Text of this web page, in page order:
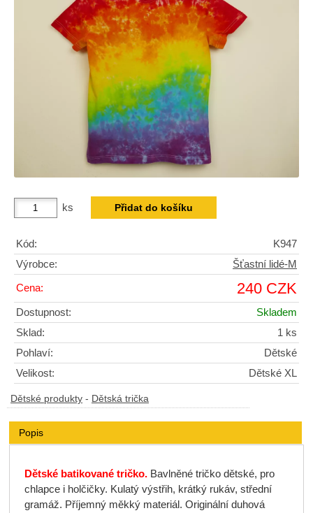
ks
Kód:
K947
Výrobce:
Šťastní lidé-M
Cena: 240 CZK
Dostupnost:
Skladem
Sklad:
1 ks
Pohlaví:
Dětské
Velikost:
Dětské XL
Dětské produkty - Dětská trička
Popis
Dětské batikované tričko. Bavlněné tričko dětské, pro
chlapce i holčičky. Kulatý výstřih, krátký rukáv, střední
gramáž. Příjemný měkký materiál. Originální duhová